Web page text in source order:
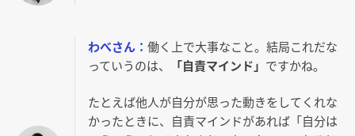
わべさん： 働く上で大事なこと。結局これだな
っていうのは、
「自責マインド」 ですかね。
たとえば他人が自分が思った動きをしてくれな
かったときに、自責マインドがあれば「自分は